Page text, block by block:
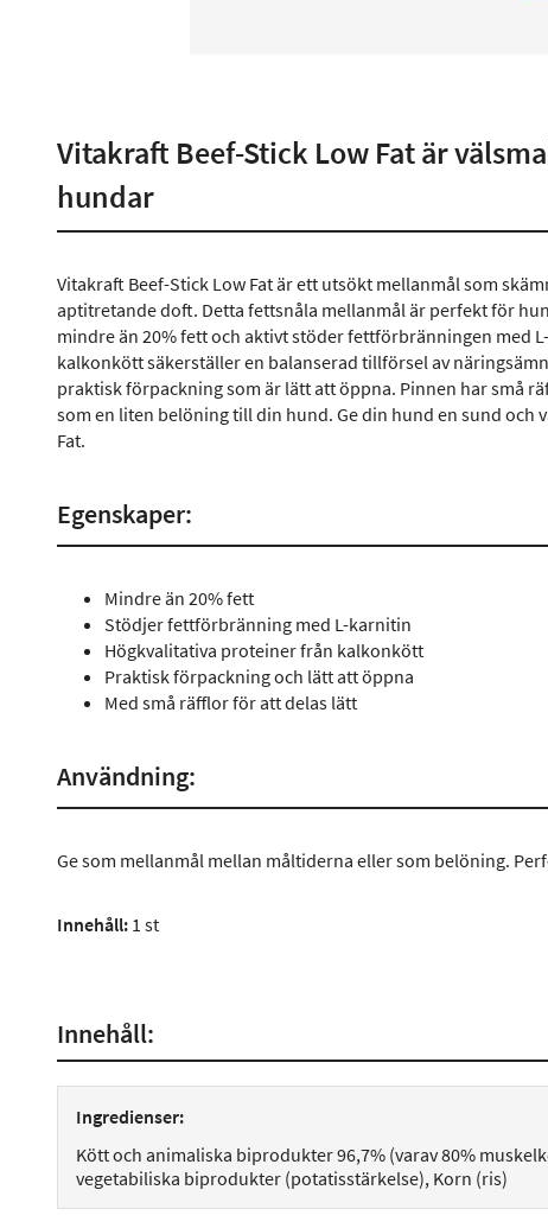
Vitakraft Beef-Stick Low Fat är
hundar
Vitakraft Beef-Stick Low Fat är ett utsökt mellanmål som
aptitretande doft. Detta fettsnåla mellanmål är perfekt för
mindre än 20% fett och aktivt stöder fettförbränningen med
kalkonkött säkerställer en balanserad tillförsel av
praktisk förpackning som är lätt att öppna. Pinnen har små
som en liten belöning till din hund. Ge din hund en sund och
Fat.
Egenskaper:
Mindre än 20% fett
Stödjer fettförbränning med L-karnitin
Högkvalitativa proteiner från kalkonkött
Praktisk förpackning och lätt att öppna
Med små räfflor för att delas lätt
Användning:
Ge som mellanmål mellan måltiderna eller som belöning.
Innehåll: 1 st
Innehåll:
Ingredienser:
Kött och animaliska biprodukter 96,7% (varav 80%
vegetabiliska biprodukter (potatisstärkelse), Korn (ris)